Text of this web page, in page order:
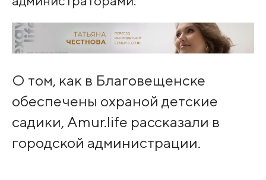
О том, как в Благовещенске
обеспечены охраной детские
садики, Amur.life рассказали в
городской администрации.